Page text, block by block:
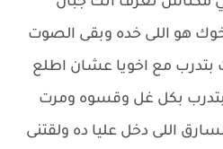
هو اللى خده وبقى الصوت
بتدرب مع اخويا عشان اطلع
بتدرب بكل غل وقسوه ومرت
اللى دخل عليا ده ولقتنى